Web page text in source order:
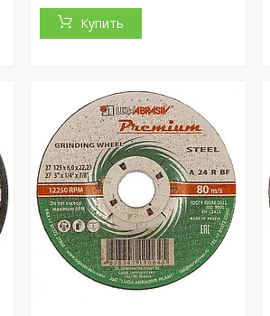
Купить